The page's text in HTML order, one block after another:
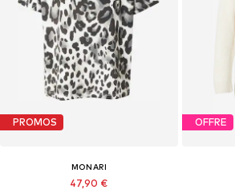
PROMOS
MONARI
47,90 €
OFFRE